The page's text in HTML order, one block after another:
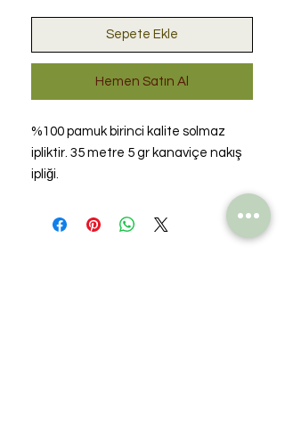
Sepete Ekle
Hemen Satın Al
%100 pamuk birinci kalite solmaz
ipliktir. 35 metre 5 gr kanaviçe nakış
ipliği.